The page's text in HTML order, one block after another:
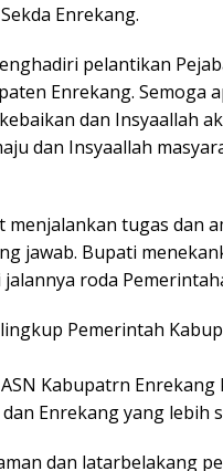
Enrekang.
pelantikan
Enrekang. Semoga
dan Insyaallah
dan Insyaallah
menjalankan tugas dan
jawab. Bupati
roda
Pemerintah
Kabupatrn
Enrekang yang lebih
dan latarbelakang